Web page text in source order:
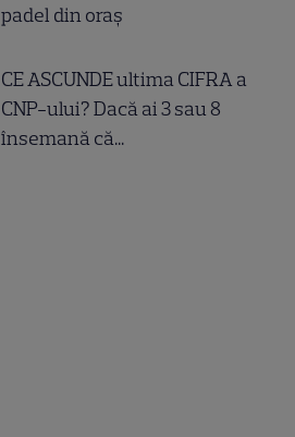
padel din oraș
CE ASCUNDE ultima CIFRA a
CNP-ului? Dacă ai 3 sau 8
însemană că...